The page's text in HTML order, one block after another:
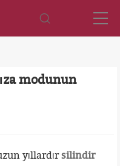
modunun
yıllardırsilindir